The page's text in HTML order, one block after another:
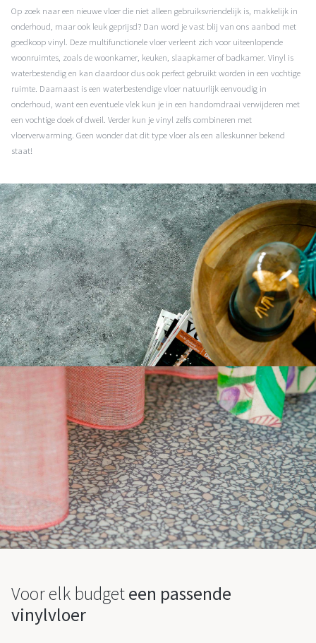
Op zoek naar een nieuwe vloer die niet alleen gebruiksvriendelijk is, makkelijk in
onderhoud, maar ook leuk geprijsd? Dan word je vast blij van ons aanbod met
goedkoop vinyl. Deze multifunctionele vloer verleent zich voor uiteenlopende
woonruimtes, zoals de woonkamer, keuken, slaapkamer of badkamer. Vinyl is
waterbestendig en kan daardoor dus ook perfect gebruikt worden in een vochtige
ruimte. Daarnaast is een waterbestendige vloer natuurlijk eenvoudig in
onderhoud, want een eventuele vlek kun je in een handomdraai verwijderen met
een vochtige doek of dweil. Verder kun je vinyl zelfs combineren met
vloerverwarming. Geen wonder dat dit type vloer als een alleskunner bekend
staat!
Voor elk budgeteen passende
vinylvloer